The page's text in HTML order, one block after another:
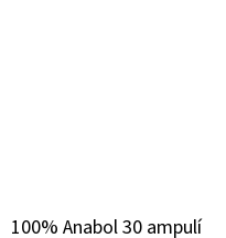
100% Anabol 30 ampulí